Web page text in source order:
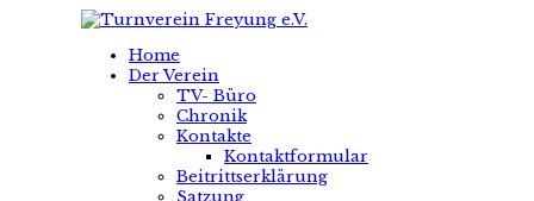
Home
Der Verein
TV- Büro
Chronik
Kontakte
Kontaktformular
Beitrittserklärung
Satzung